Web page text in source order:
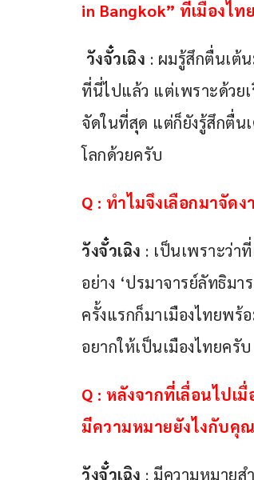
in Bangkok” ที่เมืองไท
วังจั๋วเฉิง : ผมรู้สึกตื่นเต้
ที่นี่ไปแล้ว แต่เพราะด้วย
จัดในที่สุด แต่ก็ยังรู้สึกตื่น
โลกด้วยครับ
Q : ทำไมจึงเลือกมาจัด
วังจั๋วเฉิง : เป็นเพราะว่า
อย่าง ‘ปรมาจารย์ลัทธิมา
ครั้งแรกก็มาเมืองไทยพ
อยากให้เป็นเมืองไทยครั
Q : หลังจากที่เลื่อนไปเ
มีความหมายยังไงกับคุ
วังจั๋วเฉิง : มีความหมายส